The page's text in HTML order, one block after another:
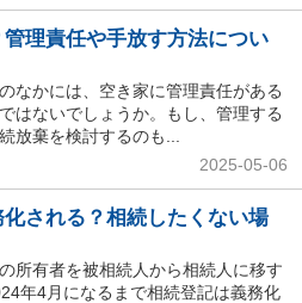
理責任や手放す方法につい
なかには、空き家に管理責任がある
はないでしょうか。もし、管理する
放棄を検討するのも...
2025-05-06
される？相続したくない場
所有者を被相続人から相続人に移す
年4月になるまで相続登記は義務化